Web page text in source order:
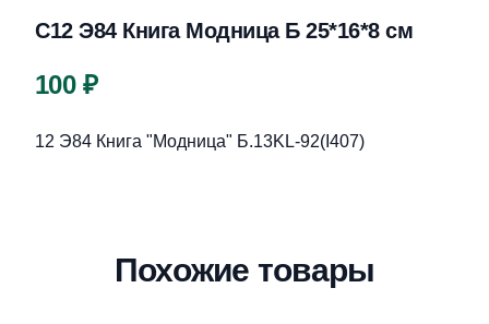
С12 Э84 Книга Модница Б 25*16*8 см
100 ₽
Описание
12 Э84 Книга "Модница" Б.13KL-92(I407)
Похожие товары